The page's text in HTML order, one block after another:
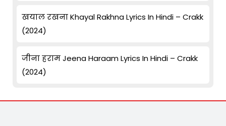
खयाल रखना Khayal Rakhna Lyrics In Hindi – Crakk
(2024)
जीना हराम Jeena Haraam Lyrics In Hindi – Crakk
(2024)